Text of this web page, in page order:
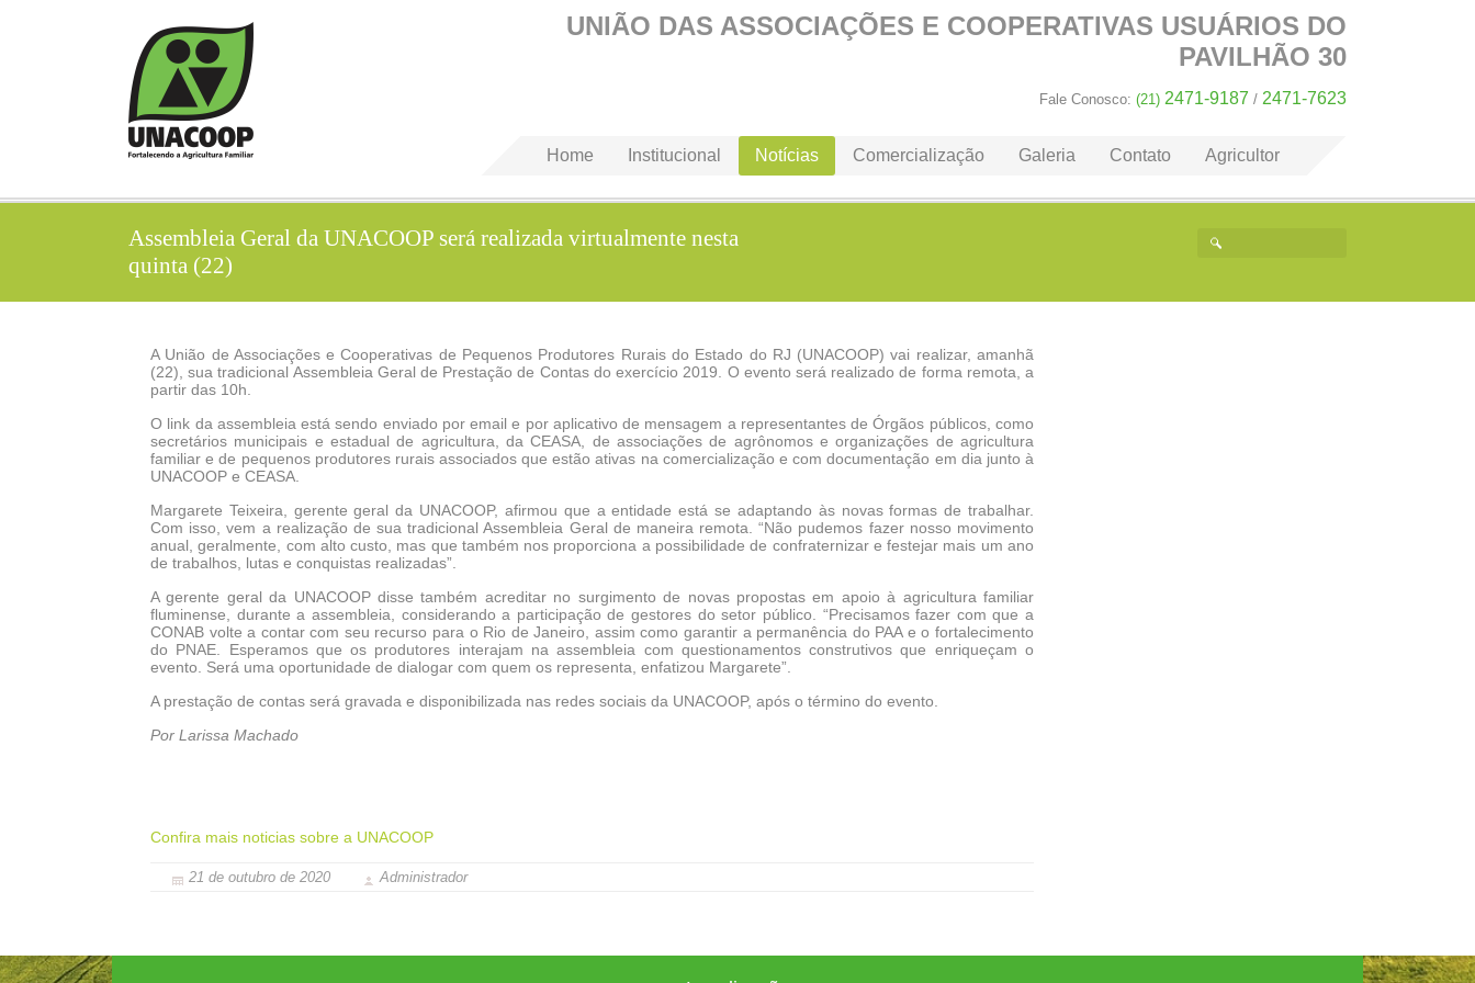
UNIÃO DAS ASSOCIAÇÕES E COOPERATIVAS USUÁRIOS DO
PAVILHÃO 30
Fale Conosco: (21) 2471-9187 / 2471-7623
Home Institucional Notícias Comercialização Galeria Contato Agricultor
Assembleia Geral da UNACOOP será realizada virtualmente nesta
quinta (22)
A União de Associações e Cooperativas de Pequenos Produtores Rurais do Estado do RJ (UNACOOP) vai realizar, amanhã
(22), sua tradicional Assembleia Geral de Prestação de Contas do exercício 2019. O evento será realizado de forma remota, a
partir das 10h.
O link da assembleia está sendo enviado por email e por aplicativo de mensagem a representantes de Órgãos públicos, como
secretários municipais e estadual de agricultura, da CEASA, de associações de agrônomos e organizações de agricultura
familiar e de pequenos produtores rurais associados que estão ativas na comercialização e com documentação em dia junto à
UNACOOP e CEASA.
Margarete Teixeira, gerente geral da UNACOOP, afirmou que a entidade está se adaptando às novas formas de trabalhar.
Com isso, vem a realização de sua tradicional Assembleia Geral de maneira remota. “Não pudemos fazer nosso movimento
anual, geralmente, com alto custo, mas que também nos proporciona a possibilidade de confraternizar e festejar mais um ano
de trabalhos, lutas e conquistas realizadas”.
A gerente geral da UNACOOP disse também acreditar no surgimento de novas propostas em apoio à agricultura familiar
fluminense, durante a assembleia, considerando a participação de gestores do setor público. “Precisamos fazer com que a
CONAB volte a contar com seu recurso para o Rio de Janeiro, assim como garantir a permanência do PAA e o fortalecimento
do PNAE. Esperamos que os produtores interajam na assembleia com questionamentos construtivos que enriqueçam o
evento. Será uma oportunidade de dialogar com quem os representa, enfatizou Margarete”.
A prestação de contas será gravada e disponibilizada nas redes sociais da UNACOOP, após o término do evento.
Por Larissa Machado
Confira mais noticias sobre a UNACOOP
21 de outubro de 2020 Administrador